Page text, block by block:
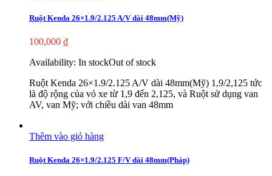
Ruột Kenda 26×1.9/2.125 A/V dài 48mm(Mỹ)
100,000 ₫
Availability: In stockOut of stock
Ruột Kenda 26×1.9/2.125 A/V dài 48mm(Mỹ) 1,9/2,125 tức
là độ rộng của vỏ xe từ 1,9 đến 2,125, và Ruột sử dụng van
AV, van Mỹ; với chiều dài van 48mm
Thêm vào giỏ hàng
Ruột Kenda 26×1.9/2.125 F/V dài 48mm(Pháp)